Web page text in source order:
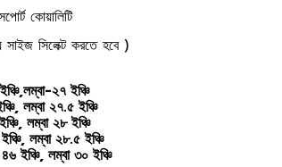
কোয়ালিটি
সিলেক্ট করতে হবে )
২৭ ইঞ্চি
লম্বা ২৭.৫ ইঞ্চি
লম্বা ২৮ ইঞ্চি
লম্বা ২৮.৫ ইঞ্চি
ইঞ্চি, লম্বা ৩০ ইঞ্চি